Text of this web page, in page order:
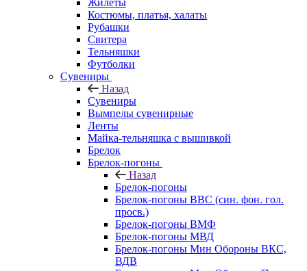
Жилеты
Костюмы, платья, халаты
Рубашки
Свитера
Тельняшки
Футболки
Сувениры
Назад
Сувениры
Вымпелы сувенирные
Ленты
Майка-тельняшка с вышивкой
Брелок
Брелок-погоны
Назад
Брелок-погоны
Брелок-погоны ВВС (син. фон. гол.
просв.)
Брелок-погоны ВМФ
Брелок-погоны МВД
Брелок-погоны Мин Обороны ВКС,
ВДВ